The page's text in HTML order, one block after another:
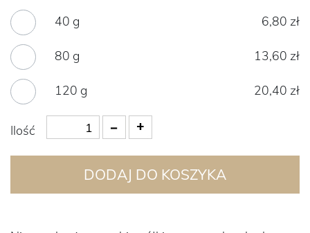
40 g
6,80 zł
80 g 13,60 zł
120 g 20,40 zł
Ilość
DODAJ DO KOSZYKA